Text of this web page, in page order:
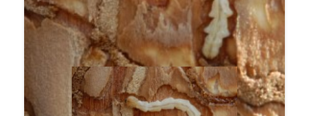
puutavaran tai kasvien mukana. Leviäminen
edelleen Suomeen on mahdollista joko samalla
tavalla kulkeutumalla tai luontaisesti.